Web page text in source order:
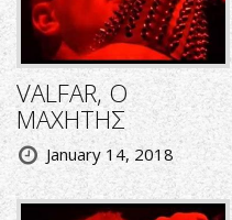
VALFAR, Ο
ΜΑΧΗΤΗΣ
January 14, 2018